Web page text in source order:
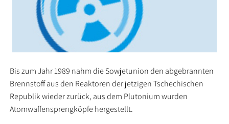
Bis zum Jahr 1989 nahm die Sowjetunion den abgebrannten
Brennstoff aus den Reaktoren der jetzigen Tschechischen
Republik wieder zurück, aus dem Plutonium wurden
Atomwaffensprengköpfe hergestellt.